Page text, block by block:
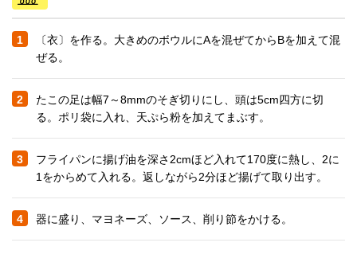
1
〔衣〕を作る。大きめのボウルにAを混ぜてからBを加えて混
ぜる。
2
たこの足は幅7～8mmのそぎ切りにし、頭は5cm四方に切
る。ポリ袋に入れ、天ぷら粉を加えてまぶす。
3
フライパンに揚げ油を深さ2cmほど入れて170度に熱し、2に
1をからめて入れる。返しながら2分ほど揚げて取り出す。
4 器に盛り、マヨネーズ、ソース、削り節をかける。